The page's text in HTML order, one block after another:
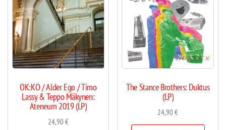
OK:KO / Alder Ego / Timo
Lassy & Teppo Mäkynen:
Ateneum 2019 (LP)
24,90€
The Stance Brothers: Duktus
(LP)
24,90€